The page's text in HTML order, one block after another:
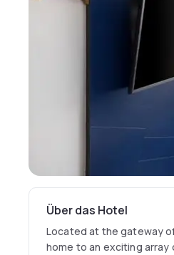
Über das Hotel
Located at the gateway
home to an exciting